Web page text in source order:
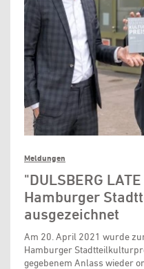
Meldungen
"DULSBERG
Hamburger
ausgezeichnet
Am 20. April 2021 wurde
Hamburger
gegebenem Anlass wieder